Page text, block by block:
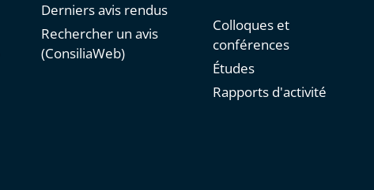
Derniers avis rendus
Rechercher un avis
(ConsiliaWeb)
Colloques et
conférences
Études
Rapports d'activité